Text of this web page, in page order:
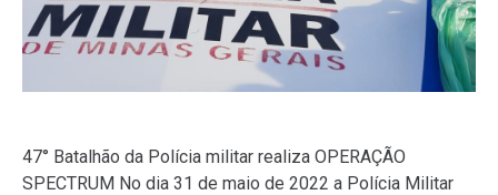
47° Batalhão da Polícia militar realiza OPERAÇÃO
SPECTRUM No dia 31 de maio de 2022 a Polícia Militar